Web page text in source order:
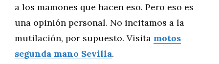
a los mamones que hacen eso. Pero eso es
una opinión personal. No incitamos a la
mutilación, por supuesto. Visita motos
segunda mano Sevilla.